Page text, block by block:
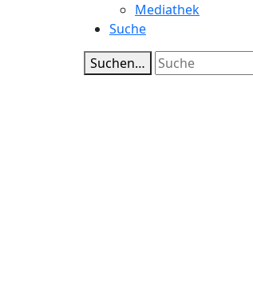
Mediathek
Suche
Suchen…